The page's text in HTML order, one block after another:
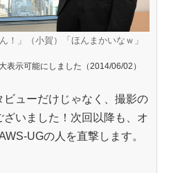
！」（小賀）「ほんまかいなｗ」
示可能にしました（2014/06/02）
ューだけじゃなく、撮影の
いました！次回以降も、オ
UGの人を直撃します。